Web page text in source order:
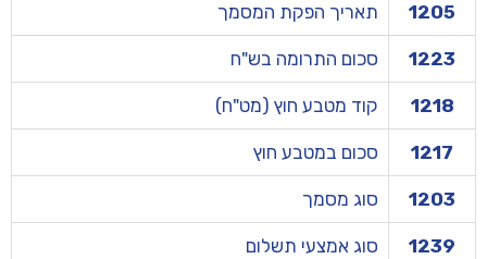
1205 תאריך הפקת המסמך
1223 סכום התרומה בש"ח
1218 קוד מטבע חוץ (מט"ח)
1217 סכום במטבע חוץ
1203 סוג מסמך
1239 סוג אמצעי תשלום